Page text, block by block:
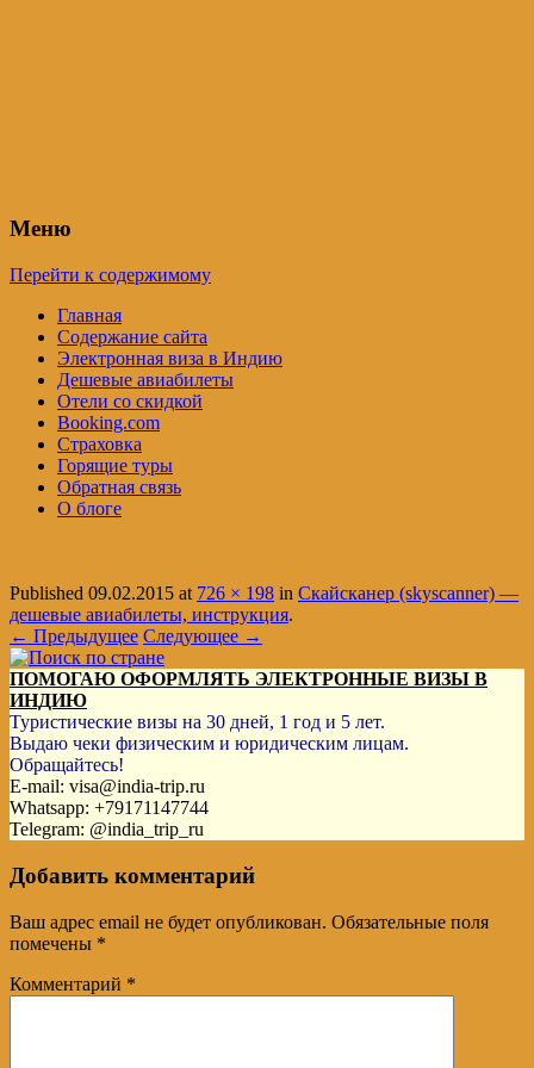
Меню
Перейти к содержимому
Главная
Содержание сайта
Электронная виза в Индию
Дешевые авиабилеты
Отели со скидкой
Booking.com
Страховка
Горящие туры
Обратная связь
О блоге
Published 09.02.2015 at 726 × 198 in Скайсканер (skyscanner) —
дешевые авиабилеты, инструкция.
← Предыдущее Следующее →
ПОМОГАЮ ОФОРМЛЯТЬ ЭЛЕКТРОННЫЕ ВИЗЫ В
ИНДИЮ
Туристические визы на 30 дней, 1 год и 5 лет.
Выдаю чеки физическим и юридическим лицам.
Обращайтесь!
E-mail: visa@india-trip.ru
Whatsapp: +79171147744
Telegram: @india_trip_ru
Добавить комментарий
Ваш адрес email не будет опубликован. Обязательные поля
помечены *
Комментарий *